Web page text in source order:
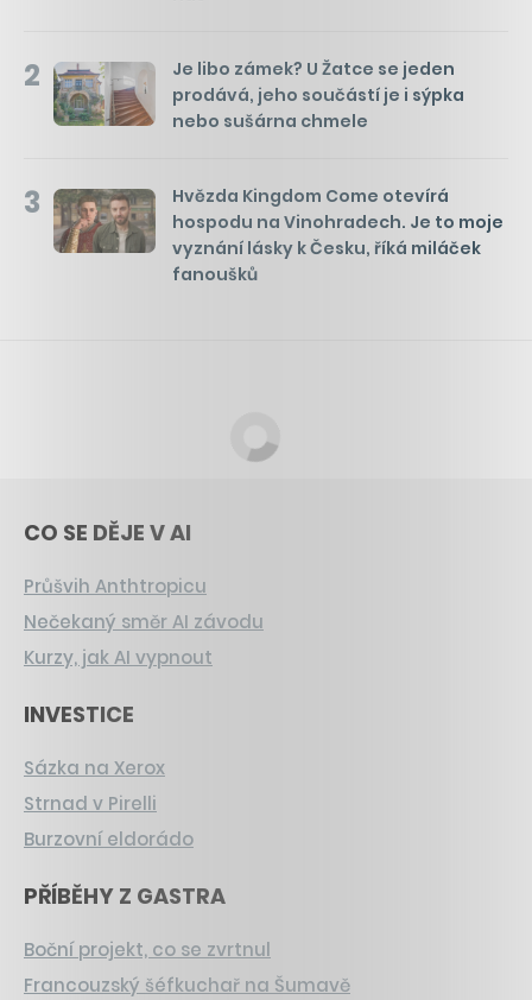
2
Je libo zámek? U Žatce se jeden
prodává, jeho součástí je i sýpka
nebo sušárna chmele
3
Hvězda Kingdom Come otevírá
hospodu na Vinohradech. Je to moje
vyznání lásky k Česku, říká miláček
fanoušků
CO SE DĚJE V AI
Průšvih Anthtropicu
Nečekaný směr AI závodu
Kurzy, jak AI vypnout
INVESTICE
Sázka na Xerox
Strnad v Pirelli
Burzovní eldorádo
PŘÍBĚHY Z GASTRA
Boční projekt, co se zvrtnul
Francouzský šéfkuchař na Šumavě